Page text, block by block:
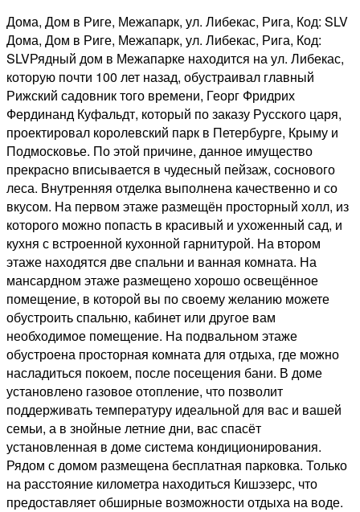
Дома, Дом в Риге, Межапарк, ул. Либекас, Рига, Код: SLV
Дома, Дом в Риге, Межапарк, ул. Либекас, Рига, Код:
SLVРядный дом в Межапарке находится на ул. Либекас,
которую почти 100 лет назад, обустраивал главный
Рижский садовник того времени, Георг Фридрих
Фердинанд Куфальдт, который по заказу Русского царя,
проектировал королевский парк в Петербурге, Крыму и
Подмосковье. По этой причине, данное имущество
прекрасно вписывается в чудесный пейзаж, соснового
леса. Внутренняя отделка выполнена качественно и со
вкусом. На первом этаже размещён просторный холл, из
которого можно попасть в красивый и ухоженный сад, и
кухня с встроенной кухонной гарнитурой. На втором
этаже находятся две спальни и ванная комната. На
мансардном этаже размещено хорошо освещённое
помещение, в которой вы по своему желанию можете
обустроить спальню, кабинет или другое вам
необходимое помещение. На подвальном этаже
обустроена просторная комната для отдыха, где можно
насладиться покоем, после посещения бани. В доме
установлено газовое отопление, что позволит
поддерживать температуру идеальной для вас и вашей
семьи, а в знойные летние дни, вас спасёт
установленная в доме система кондиционирования.
Рядом с домом размещена бесплатная парковка. Только
на расстояние километра находиться Кишэзерс, что
предоставляет обширные возможности отдыха на воде.